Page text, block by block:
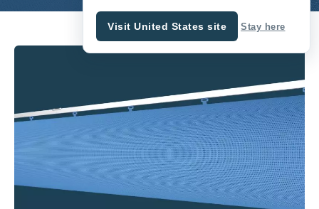
Visit United States site Stay here